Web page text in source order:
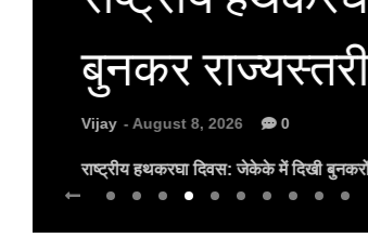
बुनकर
Vijay - August 8, 2026 0
राष्ट्रीय हथकरघा दिवस: जेकेके में दिखी